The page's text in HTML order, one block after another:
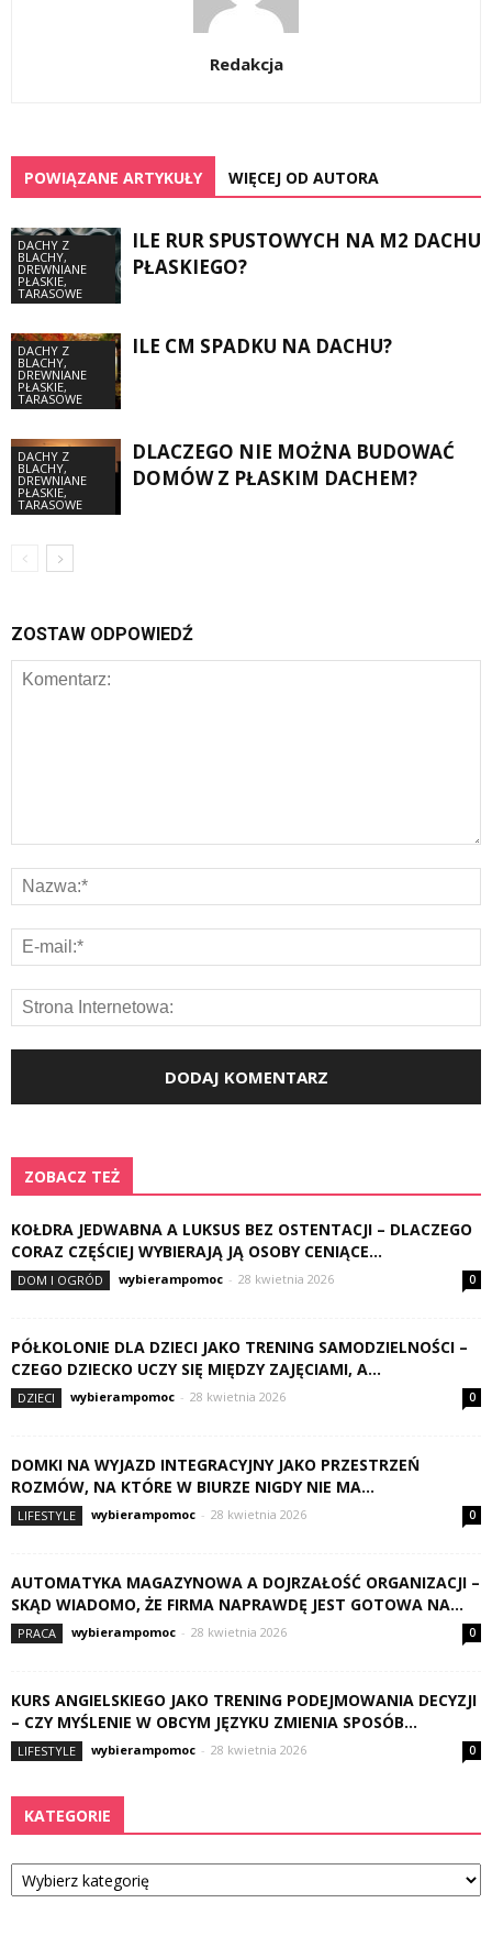
Redakcja
POWIĄZANE ARTYKUŁY WIĘCEJ OD AUTORA
DACHY Z
BLACHY,
DREWNIANE
PŁASKIE,
TARASOWE
ILE RUR SPUSTOWYCH NA M2 DACHU
PŁASKIEGO?
DACHY Z
BLACHY,
DREWNIANE
PŁASKIE,
TARASOWE
ILE CM SPADKU NA DACHU?
DACHY Z
BLACHY,
DREWNIANE
PŁASKIE,
TARASOWE
DLACZEGO NIE MOŻNA BUDOWAĆ
DOMÓW Z PŁASKIM DACHEM?
ZOSTAW ODPOWIEDŹ
ZOBACZ TEŻ
KOŁDRA JEDWABNA A LUKSUS BEZ OSTENTACJI – DLACZEGO
CORAZ CZĘŚCIEJ WYBIERAJĄ JĄ OSOBY CENIĄCE...
DOM I OGRÓD wybierampomoc - 28 kwietnia 2026 0
PÓŁKOLONIE DLA DZIECI JAKO TRENING SAMODZIELNOŚCI –
CZEGO DZIECKO UCZY SIĘ MIĘDZY ZAJĘCIAMI, A...
DZIECI wybierampomoc - 28 kwietnia 2026 0
DOMKI NA WYJAZD INTEGRACYJNY JAKO PRZESTRZEŃ
ROZMÓW, NA KTÓRE W BIURZE NIGDY NIE MA...
LIFESTYLE wybierampomoc - 28 kwietnia 2026 0
AUTOMATYKA MAGAZYNOWA A DOJRZAŁOŚĆ ORGANIZACJI –
SKĄD WIADOMO, ŻE FIRMA NAPRAWDĘ JEST GOTOWA NA...
PRACA wybierampomoc - 28 kwietnia 2026 0
KURS ANGIELSKIEGO JAKO TRENING PODEJMOWANIA DECYZJI
– CZY MYŚLENIE W OBCYM JĘZYKU ZMIENIA SPOSÓB...
LIFESTYLE wybierampomoc - 28 kwietnia 2026 0
KATEGORIE
Kategorie